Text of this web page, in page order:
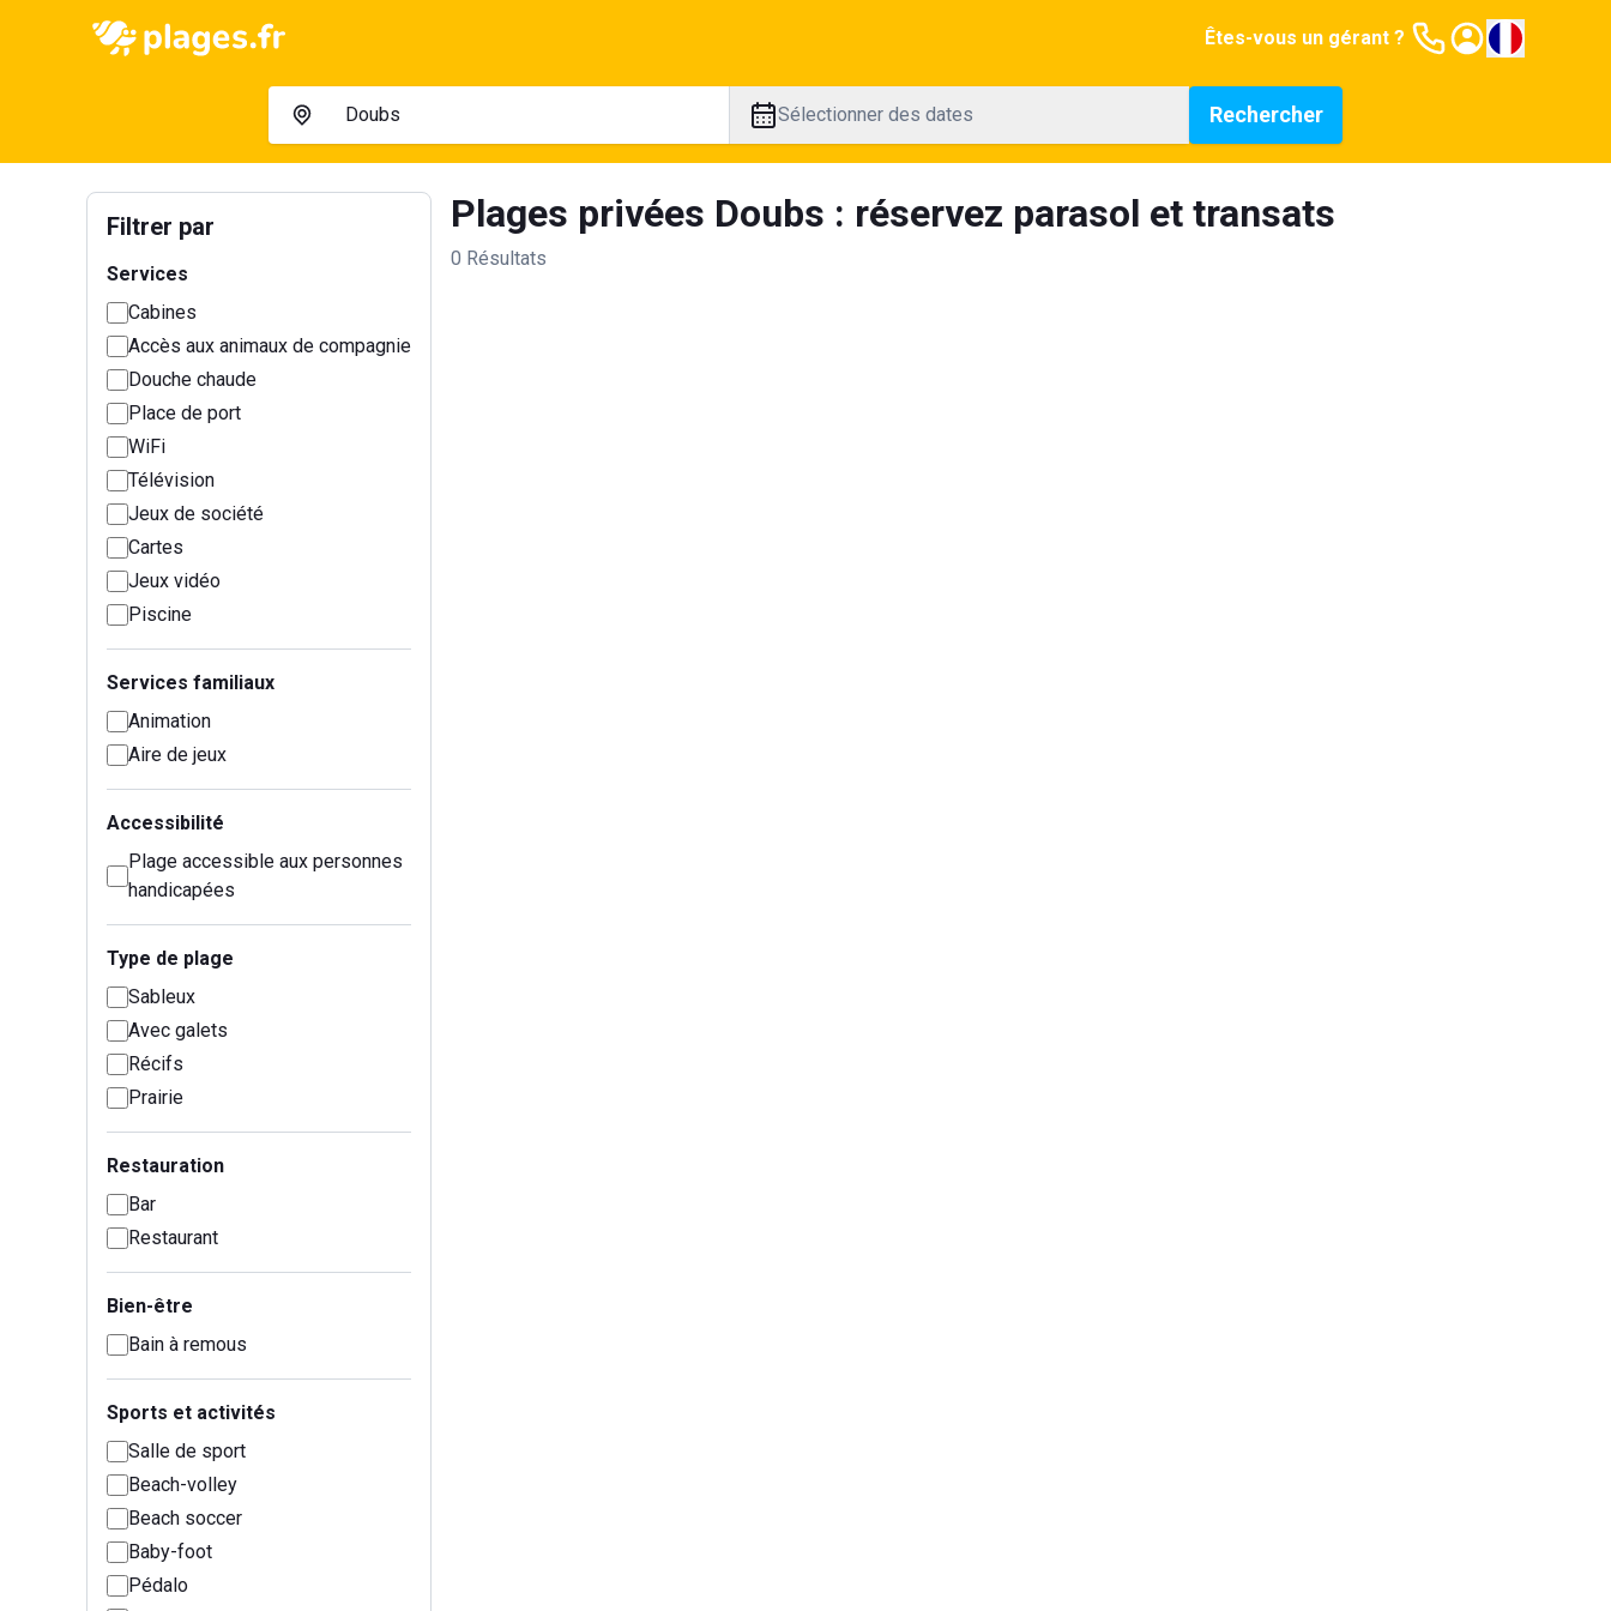
Êtes-vous un gérant ?
Sélectionner des dates Rechercher
Filtrer par
Services
Cabines
Accès aux animaux de compagnie
Douche chaude
Place de port
WiFi
Télévision
Jeux de société
Cartes
Jeux vidéo
Piscine
Services familiaux
Animation
Aire de jeux
Accessibilité
Plage accessible aux personnes
handicapées
Type de plage
Sableux
Avec galets
Récifs
Prairie
Restauration
Bar
Restaurant
Bien-être
Bain à remous
Sports et activités
Salle de sport
Beach-volley
Beach soccer
Baby-foot
Pédalo
Plages privées Doubs : réservez parasol et transats
0 Résultats